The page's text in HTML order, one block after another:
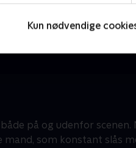
Kun nødvendige
på og udenfor
som konstant slås